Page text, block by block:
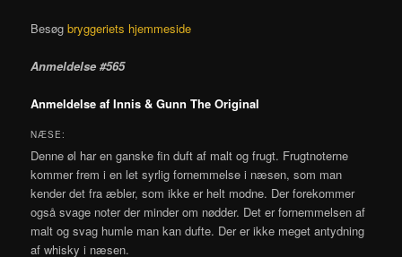
Besøgbryggeriets hjemmeside
Anmeldelse #565
Anmeldelse af Innis & Gunn The Original
NÆSE:
Denne øl har en ganske fin duft af malt og frugt. Frugtnoterne
kommer frem i en let syrlig fornemmelse i næsen, som man
kender det fra æbler, som ikke er helt modne. Der forekommer
også svage noter der minder om nødder. Det er fornemmelsen af
malt og svag humle man kan dufte. Der er ikke meget antydning
af whisky i næsen.